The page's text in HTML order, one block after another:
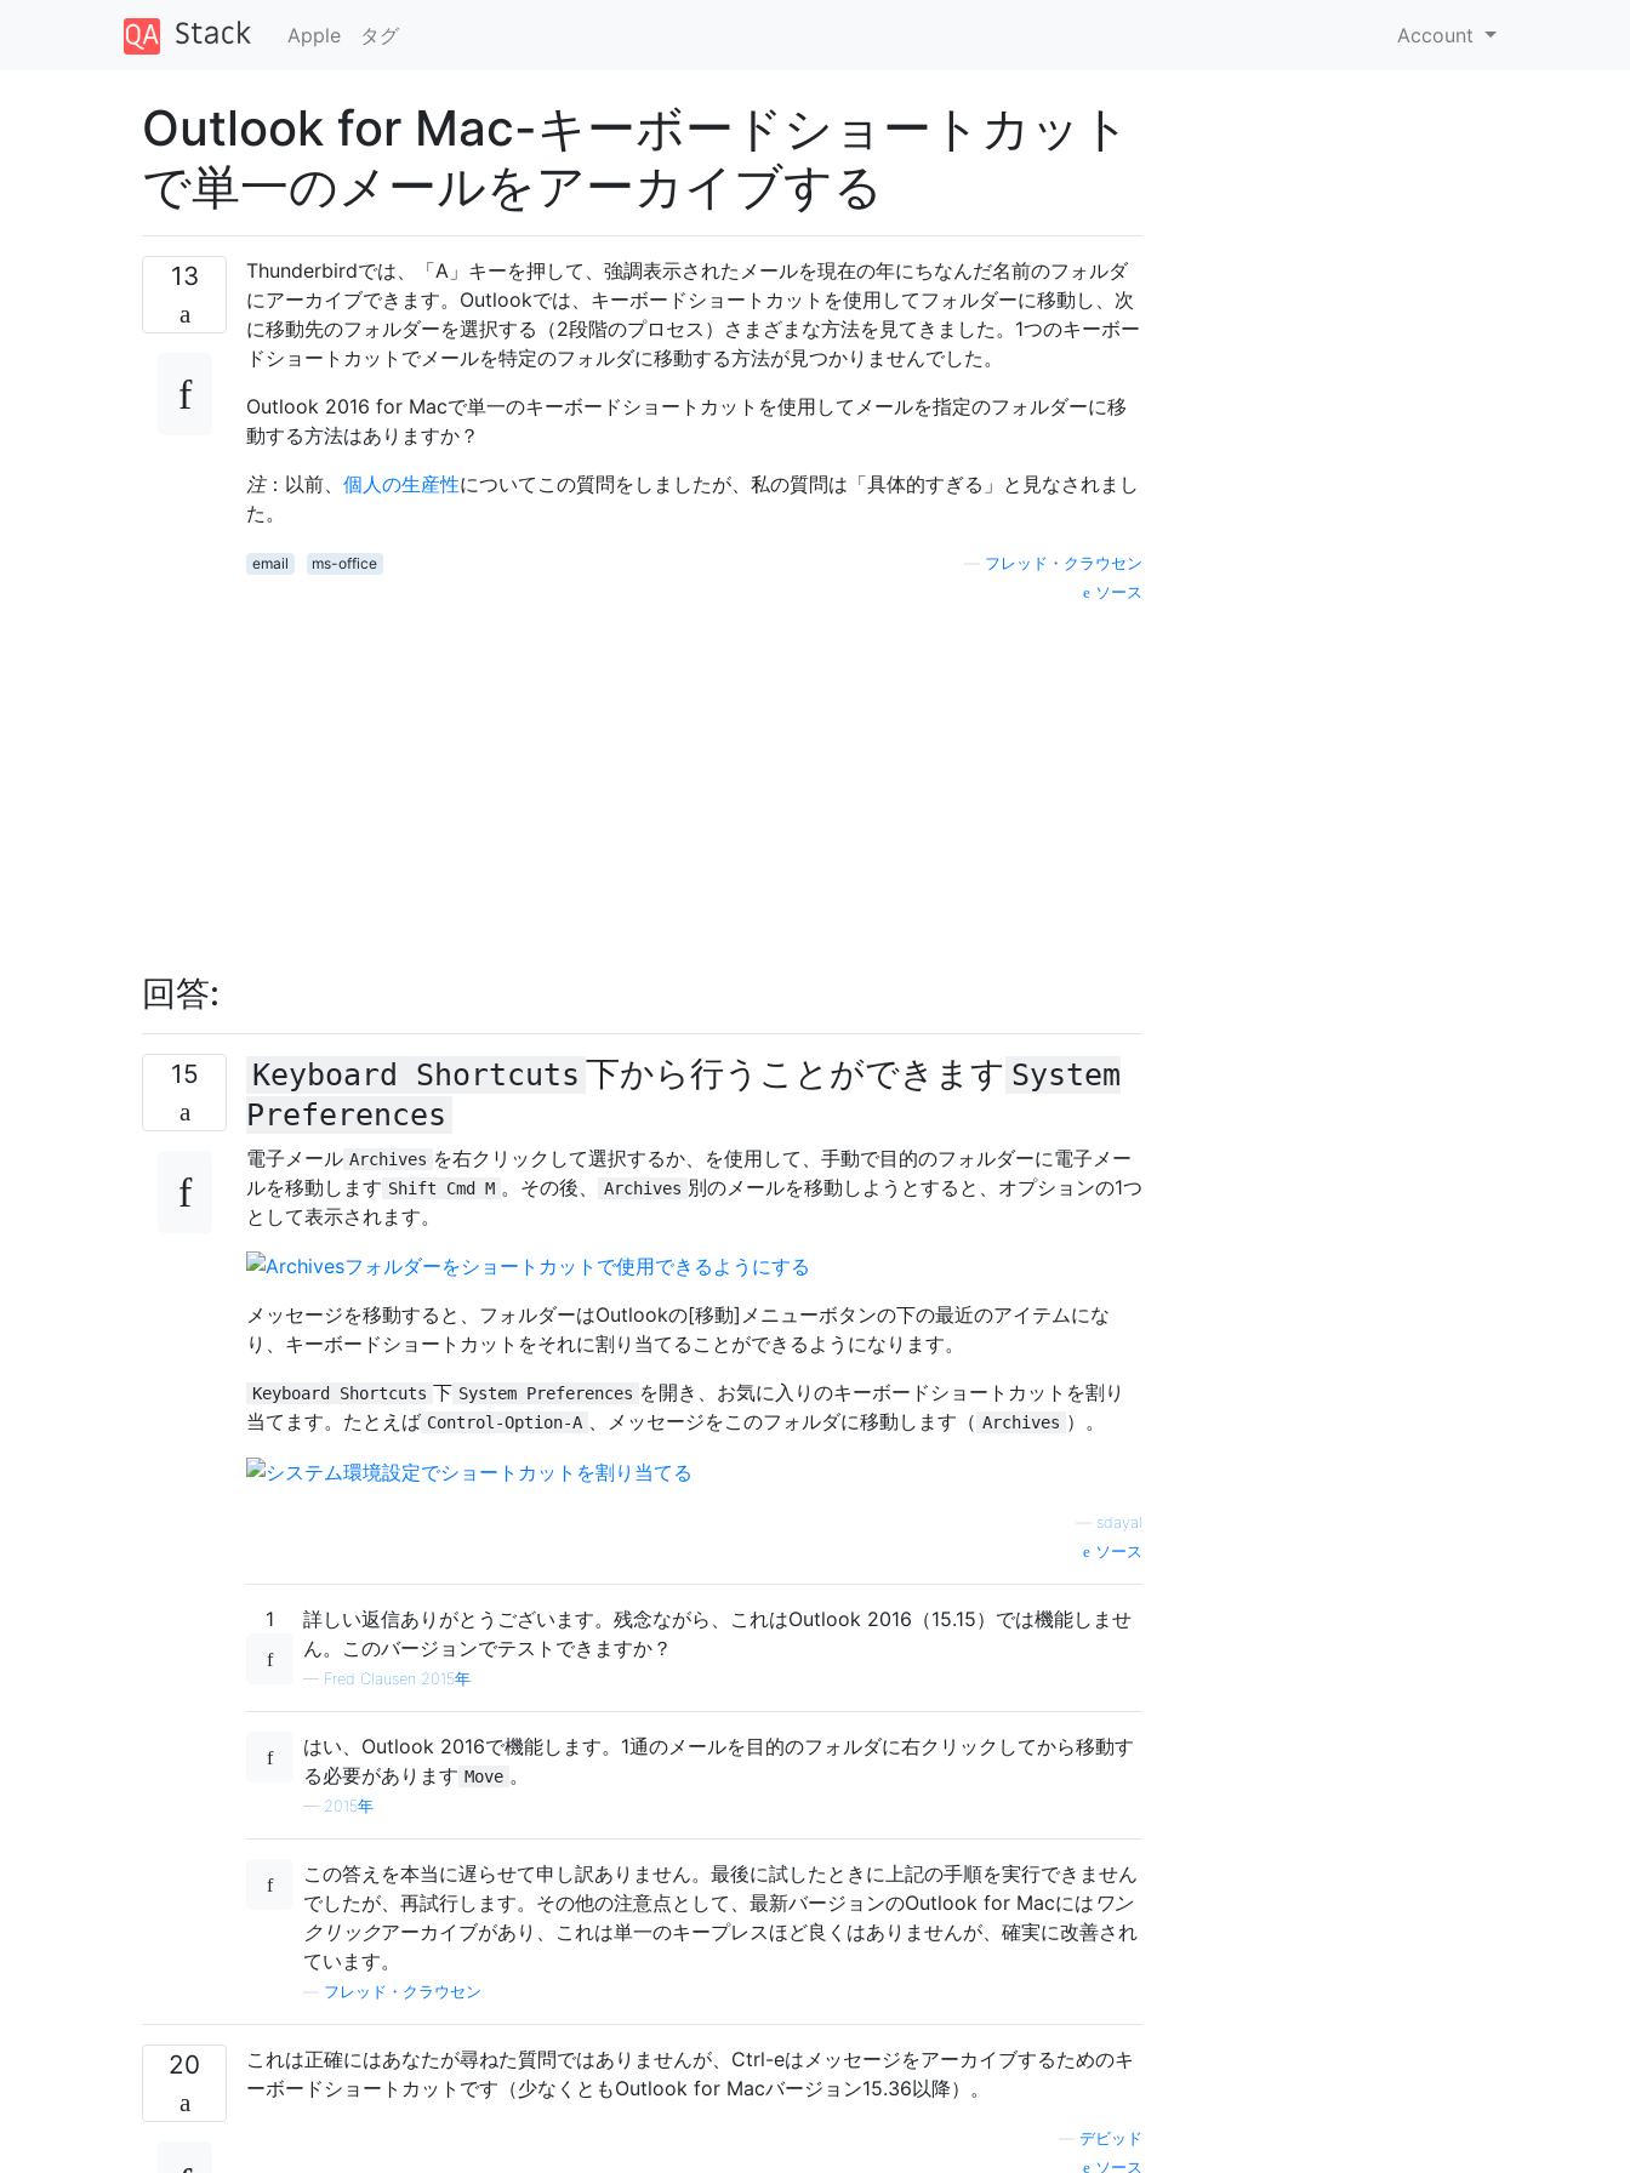
Apple タグ Account
Outlook for Mac-キーボードショートカット
で単一のメールをアーカイブする
13
Thunderbirdでは、「A」キーを押して、強調表示されたメールを現在の年にちなんだ名前のフォルダ
にアーカイブできます。Outlookでは、キーボードショートカットを使用してフォルダーに移動し、次
に移動先のフォルダーを選択する（2段階のプロセス）さまざまな方法を見てきました。1つのキーボー
ドショートカットでメールを特定のフォルダに移動する方法が見つかりませんでした。
Outlook 2016 for Macで単一のキーボードショートカットを使用してメールを指定のフォルダーに移
動する方法はありますか？
注：以前、 個人の生産性についてこの質問をしましたが、私の質問は「具体的すぎる」と見なされまし
た。
email ms-office
フレッド・クラウセン
ソース
回答:
15 Keyboard Shortcuts 下から行うことができます System
Preferences
電子メール Archives を右クリックして選択するか、を使用して、手動で目的のフォルダーに電子メー
ルを移動します Shift Cmd M 。その後、 Archives 別のメールを移動しようとすると、オプションの1つ
として表示されます。
メッセージを移動すると、フォルダーはOutlookの[移動]メニューボタンの下の最近のアイテムにな
り、キーボードショートカットをそれに割り当てることができるようになります。
Keyboard Shortcuts 下 System Preferences を開き、お気に入りのキーボードショートカットを割り
当てます。たとえば Control-Option-A 、メッセージをこのフォルダに移動します（ Archives ）。
sdayal
ソース
1
詳しい返信ありがとうございます。残念ながら、これはOutlook 2016（15.15）では機能しませ
ん。このバージョンでテストできますか？
— Fred Clausen 2015年
はい、Outlook 2016で機能します。1通のメールを目的のフォルダに右クリックしてから移動す
る必要があります Move 。
— 2015年
この答えを本当に遅らせて申し訳ありません。最後に試したときに上記の手順を実行できません
でしたが、再試行します。その他の注意点として、最新バージョンのOutlook for Macには ワン
クリックアーカイブがあり、これは単一のキープレスほど良くはありませんが、確実に改善され
ています。
フレッド・クラウセン
20
これは正確にはあなたが尋ねた質問ではありませんが、Ctrl-eはメッセージをアーカイブするためのキ
ーボードショートカットです（少なくともOutlook for Macバージョン15.36以降）。
デビッド
ソース